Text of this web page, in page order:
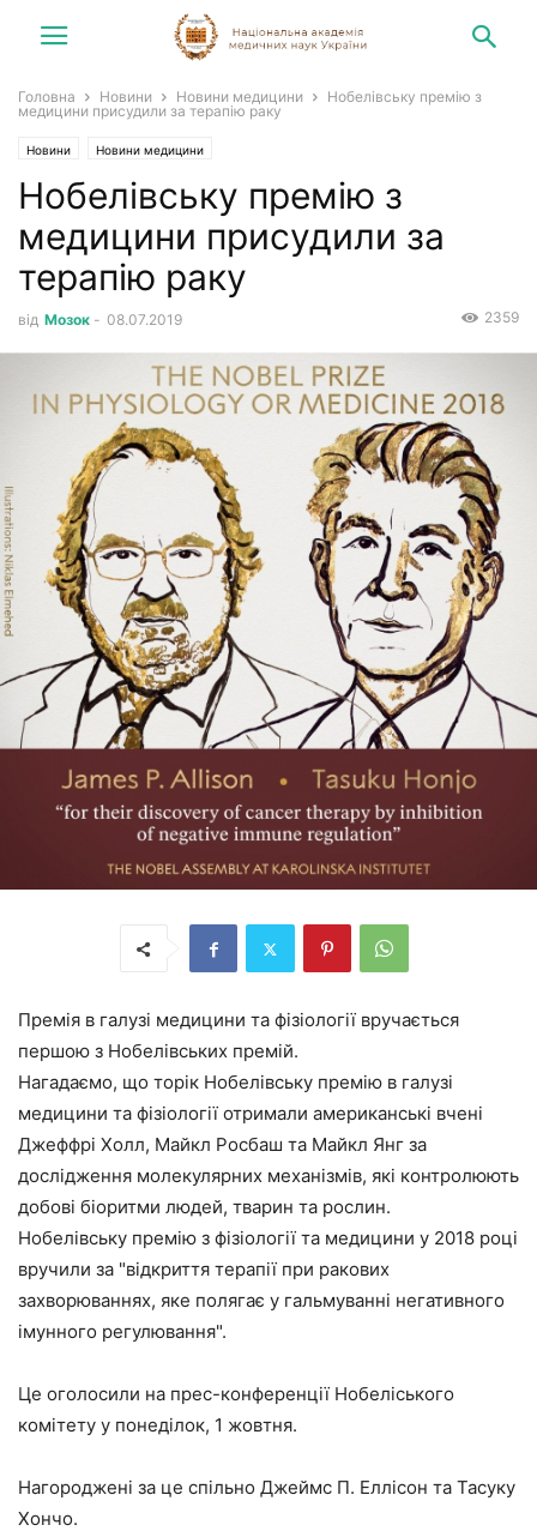
Головна Новини Новини медицини
Нобелівську премію з
медицини присудили за терапію раку
Новини Новини медицини
Нобелівську премію з
медицини присудили за
терапію раку
від Мозок - 08.07.2019 2359
Премія в галузі медицини та фізіології вручається
першою з Нобелівських премій.
Нагадаємо, що торік Нобелівську премію в галузі
медицини та фізіології отримали американські вчені
Джеффрі Холл, Майкл Росбаш та Майкл Янг за
дослідження молекулярних механізмів, які контролюють
добові біоритми людей, тварин та рослин.
Нобелівську премію з фізіології та медицини у 2018 році
вручили за "відкриття терапії при ракових
захворюваннях, яке полягає у гальмуванні негативного
імунного регулювання".
Це оголосили на прес-конференції Нобеліського
комітету у понеділок, 1 жовтня.
Нагороджені за це спільно Джеймс П. Еллісон та Тасуку
Хончо.